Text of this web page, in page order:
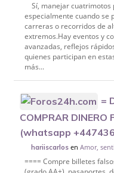
Sí, manejar cuatrimotos
especialmente cuando se
carreras o recorridos de
extremos.Hay eventos y
avanzadas, reflejos
quienes participan en
más...
=
COMPRAR DINERO
(whatsapp
hariiscarlos enAmor,
==== Compre billetes